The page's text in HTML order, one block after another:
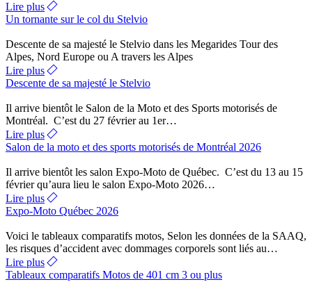
Lire plus
Un tornante sur le col du Stelvio
Descente de sa majesté le Stelvio dans les Megarides Tour des
Alpes, Nord Europe ou A travers les Alpes
Lire plus
Descente de sa majesté le Stelvio
Il arrive bientôt le Salon de la Moto et des Sports motorisés de
Montréal. C’est du 27 février au 1er…
Lire plus
Salon de la moto et des sports motorisés de Montréal 2026
Il arrive bientôt les salon Expo-Moto de Québec. C’est du 13 au 15
février qu’aura lieu le salon Expo-Moto 2026…
Lire plus
Expo-Moto Québec 2026
Voici le tableaux comparatifs motos, Selon les données de la SAAQ,
les risques d’accident avec dommages corporels sont liés au…
Lire plus
Tableaux comparatifs Motos de 401 cm 3 ou plus